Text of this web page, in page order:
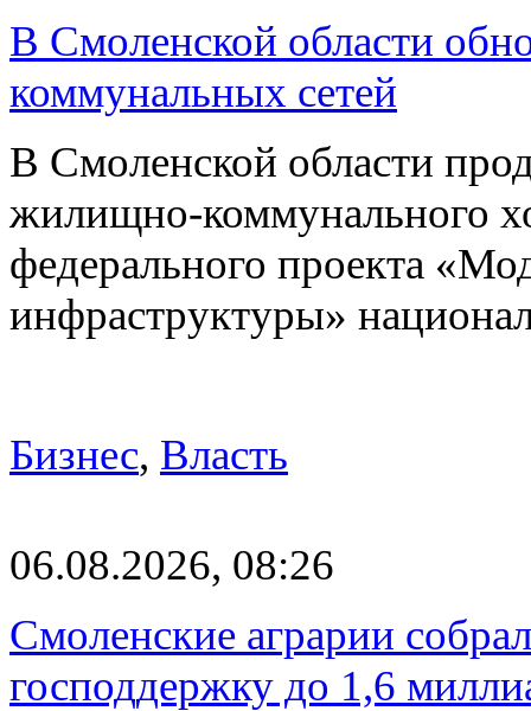
В Смоленской области
коммунальных сетей
В Смоленской области
жилищно-коммунального
федерального проекта
инфраструктуры»
Бизнес, Власть
06.08.2026, 08:26
Смоленские аграрии
господдержку до 1,6